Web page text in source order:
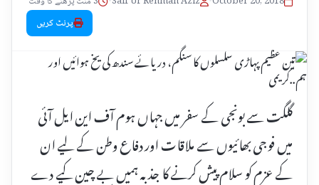
پرنٹ کریں
گلگت سے بونجی کے سفر میں جہاں ہوم آف این ایل آئی
میں فوجی بھائیوں سے ملاقات اور دفاع وطن کے لیے ان
کے عزم کو سلام پیش کرنے کا جذبہ ہمیں بے چین کیے دے